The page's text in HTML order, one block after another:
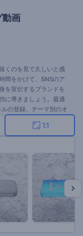
動画
くのを見て久しいと感
間をかけて、SNSのア
を宣伝するブランドを
に導きましょう。最適
の登録、テーマ別のオ
1:1